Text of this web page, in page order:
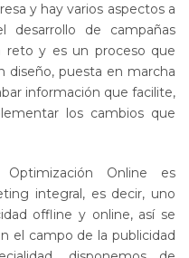
y hay varios aspectos a
desarrollo de campañas
reto y es un proceso que
diseño, puesta en marcha
información que facilite,
los cambios que
Online es
integral, es decir, uno
offline y online, así se
el campo de la publicidad